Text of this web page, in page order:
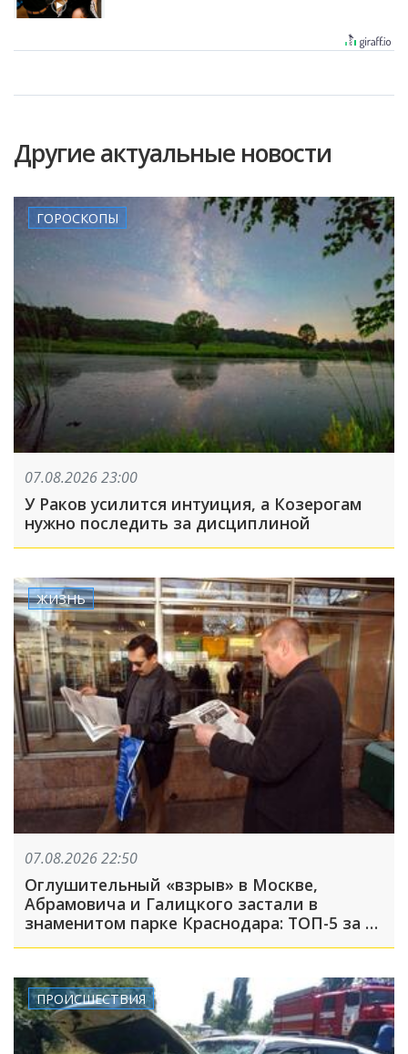
Другие актуальные новости
ГОРОСКОПЫ
07.08.2026 23:00
У Раков усилится интуиция, а Козерогам
нужно последить за дисциплиной
ЖИЗНЬ
07.08.2026 22:50
Оглушительный «взрыв» в Москве,
Абрамовича и Галицкого застали в
знаменитом парке Краснодара: ТОП-5 за 7
августа
ПРОИСШЕСТВИЯ